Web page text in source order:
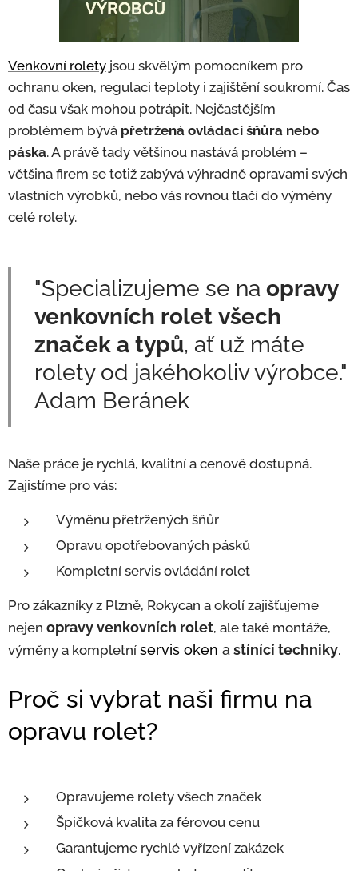
Venkovní rolety jsou skvělým pomocníkem pro
ochranu oken, regulaci teploty i zajištění soukromí. Čas
od času však mohou potrápit. Nejčastějším
problémem bývá přetržená ovládací šňůra nebo
páska. A právě tady většinou nastává problém –
většina firem se totiž zabývá výhradně opravami svých
vlastních výrobků, nebo vás rovnou tlačí do výměny
celé rolety.
"Specializujeme se na opravy
venkovních rolet všech
značek a typů, ať už máte
rolety od jakéhokoliv výrobce."
Adam Beránek
Naše práce je rychlá, kvalitní a cenově dostupná.
Zajistíme pro vás:
Výměnu přetržených šňůr
Opravu opotřebovaných pásků
Kompletní servis ovládání rolet
Pro zákazníky z Plzně, Rokycan a okolí zajišťujeme
nejen opravy venkovních rolet, ale také montáže,
výměny a kompletní servis oken a stínící techniky.
Proč si vybrat naši firmu na
opravu rolet?
Opravujeme rolety všech značek
Špičková kvalita za férovou cenu
Garantujeme rychlé vyřízení zakázek